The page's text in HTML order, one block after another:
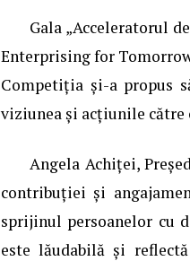
Gala „Acceleratorul
Enterprising for
Competiția și-a propus
viziunea și acțiunile către
Angela Achiței,
contribuției și
sprijinul persoanelor cu
este lăudabilă și